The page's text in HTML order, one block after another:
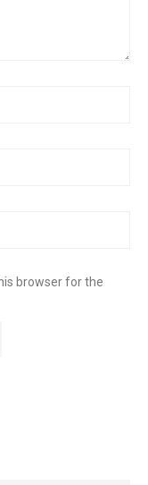
browser for the